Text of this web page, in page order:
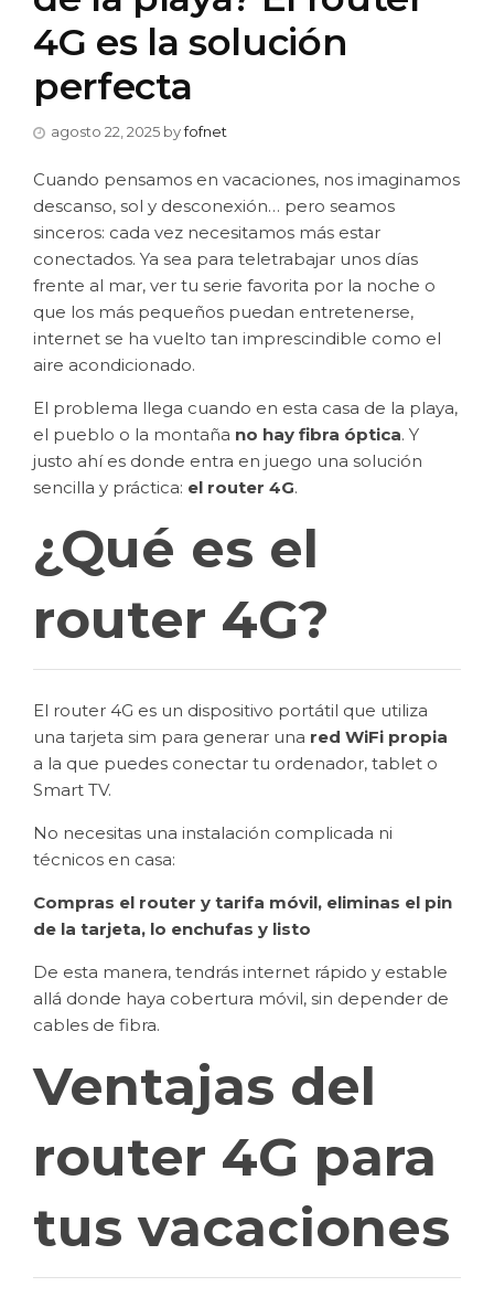
4G es la solución
perfecta
agosto 22, 2025 byfofnet
Cuando pensamos en vacaciones, nos imaginamos
descanso, sol y desconexión… pero seamos
sinceros: cada vez necesitamos más estar
conectados. Ya sea para teletrabajar unos días
frente al mar, ver tu serie favorita por la noche o
que los más pequeños puedan entretenerse,
internet se ha vuelto tan imprescindible como el
aire acondicionado.
El problema llega cuando en esta casa de la playa,
el pueblo o la montaña no hay fibra óptica. Y
justo ahí es donde entra en juego una solución
sencilla y práctica: el router 4G.
¿Qué es el
router 4G?
El router 4G es un dispositivo portátil que utiliza
una tarjeta sim para generar una red WiFi propia
a la que puedes conectar tu ordenador, tablet o
Smart TV.
No necesitas una instalación complicada ni
técnicos en casa:
Compras el router y tarifa móvil, eliminas el pin
de la tarjeta, lo enchufas y listo
De esta manera, tendrás internet rápido y estable
allá donde haya cobertura móvil, sin depender de
cables de fibra.
Ventajas del
router 4G para
tus vacaciones